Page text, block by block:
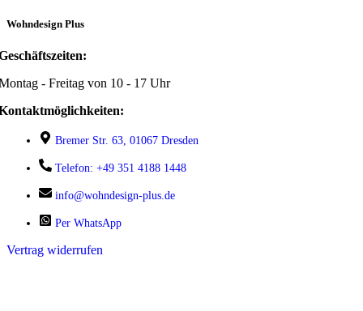
Wohndesign Plus
- Freitag von 10 - 17 Uhr
Bremer Str. 63, 01067 Dresden
Telefon: +49 351 4188 1448
info@wohndesign-plus.de
Per WhatsApp
Vertrag widerrufen